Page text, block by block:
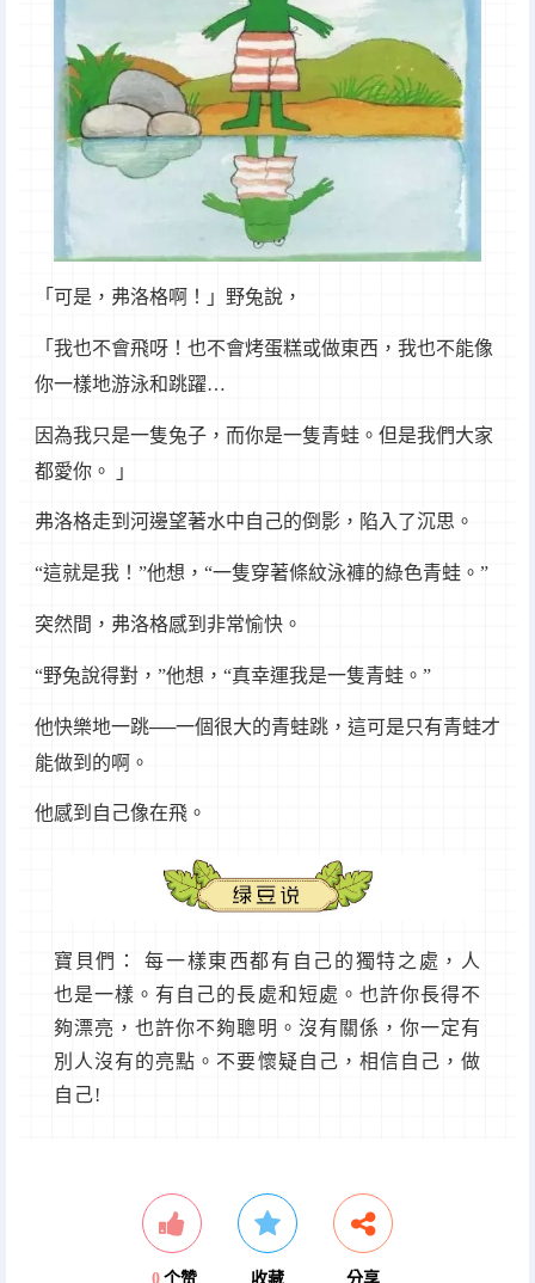
「可是，弗洛格啊！」野兔說，
「我也不會飛呀！也不會烤蛋糕或做東西，我也不能像
你一樣地游泳和跳躍…
因為我只是一隻兔子，而你是一隻青蛙。但是我們大家
都愛你。 」
弗洛格走到河邊望著水中自己的倒影，陷入了沉思。
“這就是我！”他想，“一隻穿著條紋泳褲的綠色青蛙。”
突然間，弗洛格感到非常愉快。
“野兔說得對，”他想，“真幸運我是一隻青蛙。”
他快樂地一跳──一個很大的青蛙跳，這可是只有青蛙才
能做到的啊。
他感到自己像在飛。
寶貝們： 每一樣東西都有自己的獨特之處，人
也是一樣。有自己的長處和短處。也許你長得不
夠漂亮，也許你不夠聰明。沒有關係，你一定有
別人沒有的亮點。不要懷疑自己，相信自己，做
自己!
0 个赞 收藏 分享